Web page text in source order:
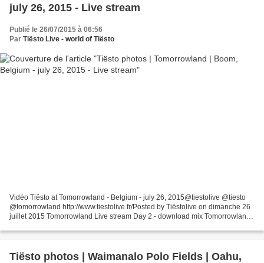
july 26, 2015 - Live stream
Publié le 26/07/2015 à 06:56
Par Tiësto Live - world of Tiësto
Vidéo Tiësto at Tomorrowland - Belgium - july 26, 2015@tiestolive @tiesto
@tomorrowland http://www.tiestolive.fr/Posted by Tiëstolive on dimanche 26
juillet 2015 Tomorrowland Live stream Day 2 - download mix Tomorrowland
Tiësto photos | Waimanalo Polo Fields | Oahu,